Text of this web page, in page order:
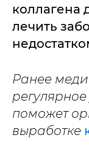
коллагена
лечить
Ранее
поможет
выработке